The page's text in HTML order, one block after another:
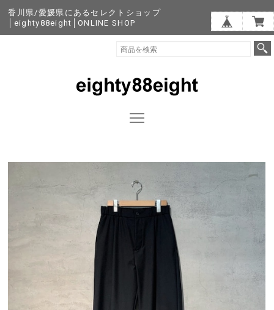
香川県/愛媛県にあるセレクトショップ
│eighty88eight│ONLINE SHOP